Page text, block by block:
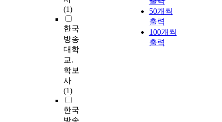
(1)
한국
방송
대학
교.
학보
사
(1)
한국
50개씩
출력
100개씩
출력